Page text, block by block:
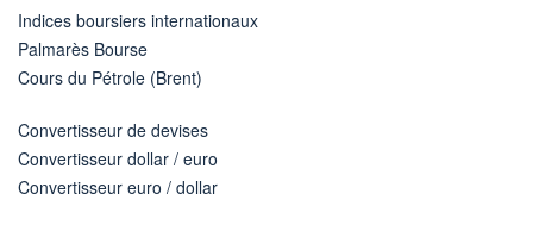
Indices boursiers internationaux
Palmarès Bourse
Cours du Pétrole (Brent)
Convertisseur de devises
Convertisseur dollar / euro
Convertisseur euro / dollar